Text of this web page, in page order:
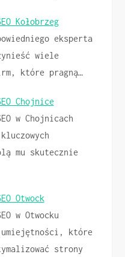
Kołobrzeg
eksperta
wiele
które pragną…
Chojnice
w Chojnicach
mu skutecznie
Otwock
w Otwocku
umiejętności, które
strony